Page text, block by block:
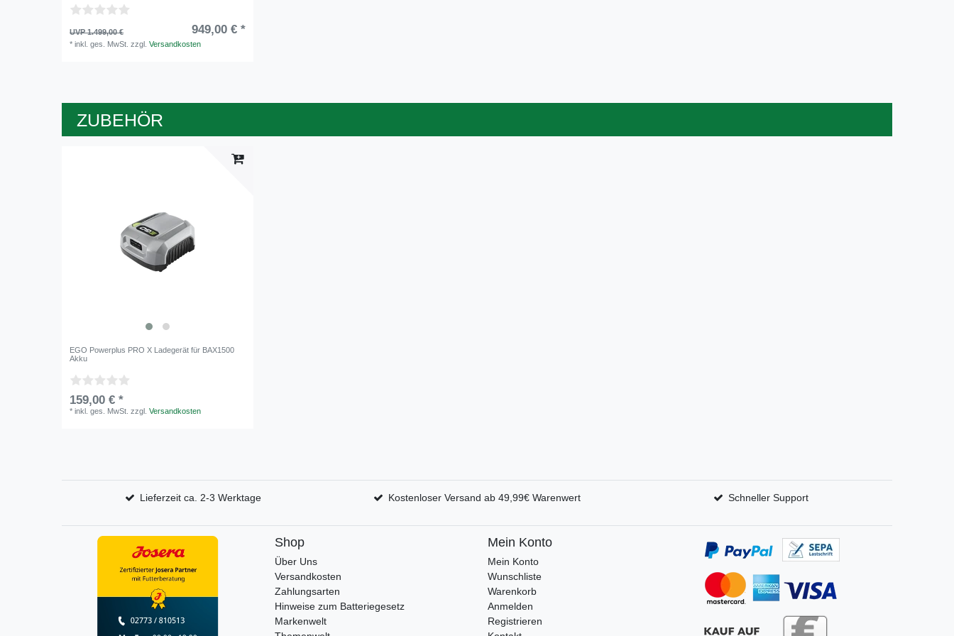
UVP 1.499,00 € 949,00 € *
*inkl. ges. MwSt. zzgl.Versandkosten
ZUBEHÖR
EGO Powerplus PRO X Ladegerät für BAX1500
Akku
159,00 € *
*inkl. ges. MwSt. zzgl.Versandkosten
Lieferzeit ca. 2-3 Werktage Kostenloser Versand ab 49,99€ Warenwert Schneller Support
Shop
Über Uns
Versandkosten
Zahlungsarten
Hinweise zum Batteriegesetz
Markenwelt
Mein Konto
Mein Konto
Wunschliste
Warenkorb
Anmelden
Registrieren